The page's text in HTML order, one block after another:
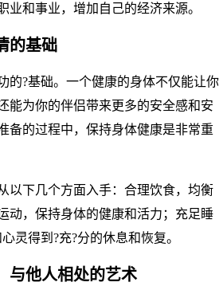
业和事业，增加自己的经济来源。
的基础
的?基础。一个健康的身体不仅能让你
能为你的伴侣带来更多的安全感和安
备的过程中，保持身体健康是非常重
以下几个方面入手：合理饮食，均衡
动，保持身体的健康和活力；充足睡
灵得到?充?分的休息和恢复。
与他人相处的艺术